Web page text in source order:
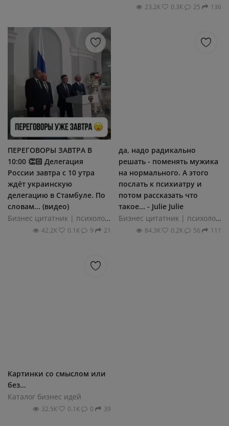
23.2К 0.3К 25 136
ПЕРЕГОВОРЫ ЗАВТРА В
10:00 👏🏻 Делегация
России завтра с 10 утра
ждёт украинскую
делегацию в Стамбуле. По
словам... (видео)
Бизнес цитатник | психология и саморазвитие
42.2К 0.1К 9 21
да, надо радикально
решать - поменять мужика
на нормального. А этого
послать к психиатру и
потом рассказать что
такое... - Julie Julie
Бизнес цитатник | психология и саморазвитие
84.3К 0.2К 56 111
Картинки со смыслом или
без...
Каталог бизнес идей
32.5К 0.1К 0 39